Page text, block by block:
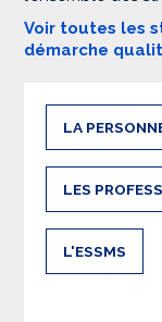
Voir toutes les
démarche
LA
LES
L'ESSMS